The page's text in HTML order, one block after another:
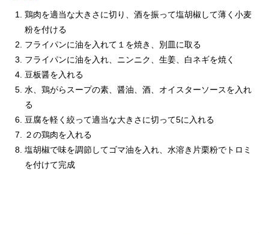
鶏肉を適当な大きさに切り、酒を振って塩胡椒して薄く小麦
粉を付ける
フライパンに油を入れて１を焼き、別皿に取る
フライパンに油を入れ、ニンニク、生姜、白ネギを焼く
豆板醤を入れる
水、鶏がらスープの素、醤油、酒、オイスターソースを入れ
る
豆腐を軽く絞って適当な大きさに切って5に入れる
２の鶏肉を入れる
塩胡椒で味を調節してゴマ油を入れ、水溶き片栗粉でトロミ
を付けて完成